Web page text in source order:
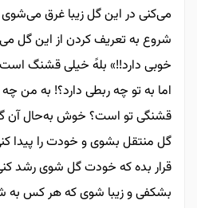
می‌کنی در این گل زیبا غرق
شروع به تعریف کردن از این گل
خوبی دارد!!» بلهً خیلی قشنگ
اما به تو چه ربطی دارد؟! به من
قشنگی تو است؟ خوش به‌حال آن گل
گل منتقل بشوی و خودت را پیدا
قرار بده که خودت گل شوی رشد
بشکفی و زیبا شوی که هر کس به